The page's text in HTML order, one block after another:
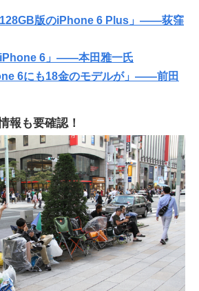
128GB版のiPhone 6 Plus」――荻窪
iPhone 6」――本田雅一氏
6にも18金のモデルが」――前田
報も要確認！